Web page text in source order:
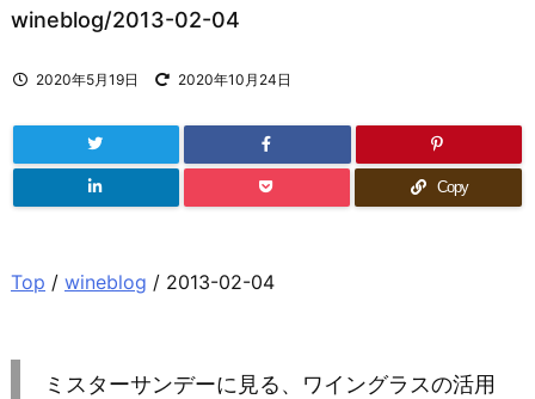
wineblog/2013-02-04
2020年5月19日 2020年10月24日
Copy
Top / wineblog / 2013-02-04
ミスターサンデーに見る、ワイングラスの活用